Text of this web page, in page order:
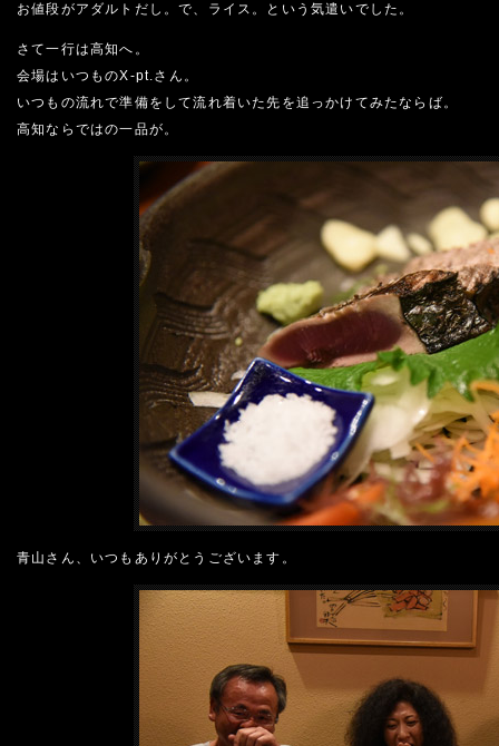
お値段がアダルトだし。で、ライス。という気遣いでした。
さて一行は高知へ。
会場はいつものX-pt.さん。
いつもの流れで準備をして流れ着いた先を追っかけてみたならば。
高知ならではの一品が。
青山さん、いつもありがとうございます。